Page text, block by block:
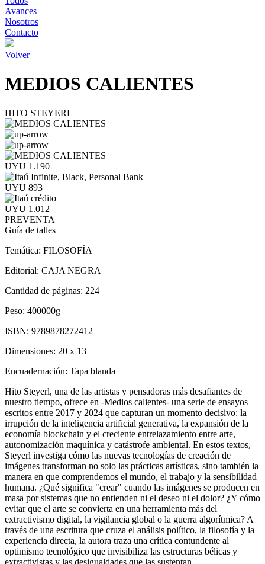
Avances
Nosotros
Contacto
Volver
MEDIOS CALIENTES
HITO STEYERL
UYU 1.190
UYU 893
UYU 1.012
PREVENTA
Guía de talles
Temática: FILOSOFÍA
Editorial: CAJA NEGRA
Cantidad de páginas: 224
Peso: 400000g
ISBN: 9789878272412
Dimensiones: 20 x 13
Encuadernación: Tapa blanda
Hito Steyerl, una de las artistas y pensadoras más desafiantes de
nuestro tiempo, ofrece en -Medios calientes- una serie de ensayos
escritos entre 2017 y 2024 que capturan un momento decisivo: la
irrupción de la inteligencia artificial generativa, la expansión de la
economía blockchain y el creciente entrelazamiento entre arte,
autonomización maquínica y catástrofe ambiental. En estos textos,
Steyerl investiga cómo las nuevas tecnologías de creación de
imágenes transforman no solo las prácticas artísticas, sino también la
manera en que comprendemos el mundo, el trabajo y la sensibilidad
humana. ¿Qué significa "crear" cuando las imágenes se producen en
masa por sistemas que no entienden ni el deseo ni el dolor? ¿Y cómo
evitar que el arte se convierta en una herramienta más del
extractivismo digital, la vigilancia global o la guerra algorítmica? A
través de una escritura que cruza el análisis político, la filosofía y la
experiencia directa, la autora traza una crítica contundente al
optimismo tecnológico que invisibiliza las estructuras bélicas y
extractivistas y las desigualdades que las sustentan.